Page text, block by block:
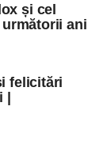
și cel
ani
felicitări
|